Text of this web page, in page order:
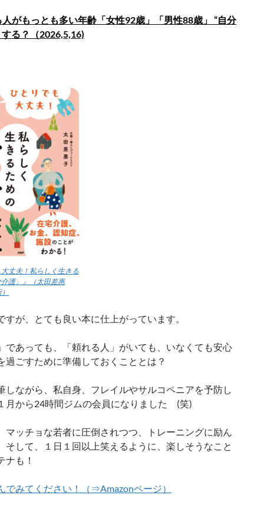
がもっとも多い年齢「女性92歳」「男性88歳」 “自分
する？（2026,5,16)
丈夫！私らしく生きる
護」』（太田差惠
すが、とても良い本に仕上がっています。
であっても、「頼れる人」がいても、いなくても安心
過ごすために準備しておくこととは？
しながら、私自身、フレイルやサルコペニアを予防し
月から24時間ジムの会員になりました (笑)
マッチョな若者に圧倒されつつ、トレーニングに励ん
そして、１日１回以上笑えるように、楽しそうなこと
ナも！
でみてください！（⇒Amazonページ）